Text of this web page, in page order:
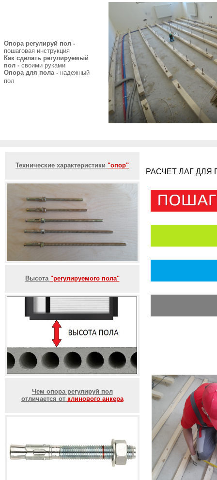
Опора регулируй пол -
пошаговая инструкция
Как сделать регулируемый
пол - своими руками
Опора для пола - надежный
пол
Технические характеристики "опор"
Высота "регулируемого пола"
Чем опора регулируй пол
отличается от клинового анкера
РАСЧЕТ ЛАГ ДЛЯ